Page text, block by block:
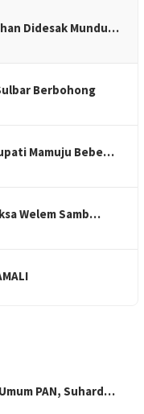
Didesak Mundu…
Berbohong
Mamuju Bebe…
Welem Samb…
PAN, Suhard…